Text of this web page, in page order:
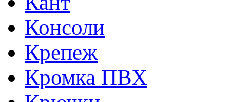
Консоли
Крепеж
Кромка ПВХ